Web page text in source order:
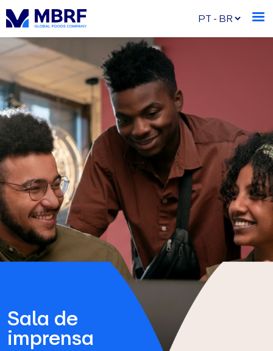
Sala de
imprensa